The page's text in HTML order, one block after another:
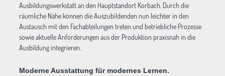
Ausbildungswerkstatt an den Hauptstandort Korbach. Durch die
räumliche Nähe können die Auszubildenden nun leichter in den
Austausch mit den Fachabteilungen treten und betriebliche Prozesse
sowie aktuelle Anforderungen aus der Produktion praxisnah in die
Ausbildung integrieren.
Moderne Ausstattung für modernes Lernen.